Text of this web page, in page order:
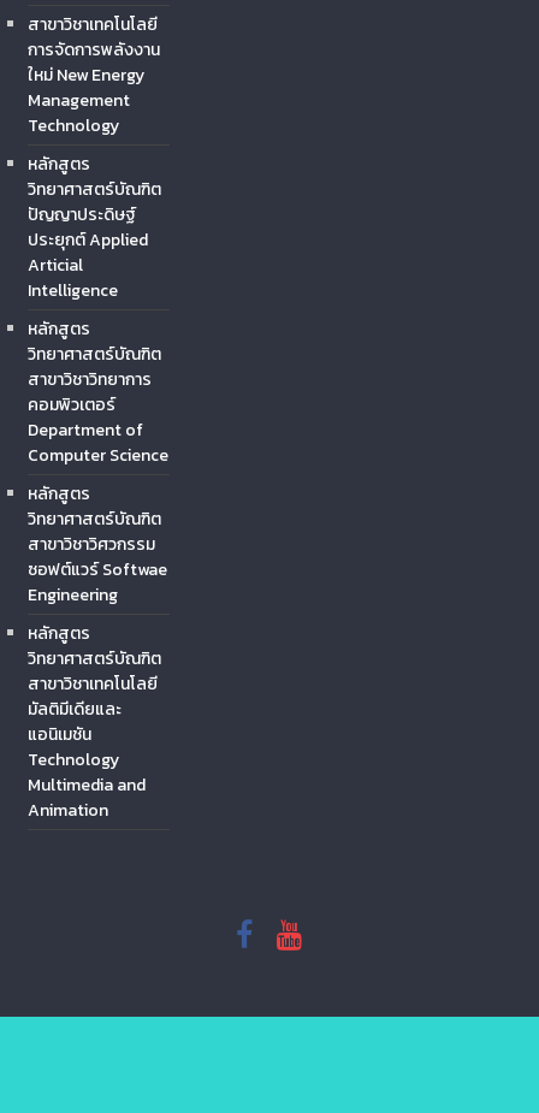
สาขาวิชาเทคโนโลยี
การจัดการพลังงาน
ใหม่ New Energy
Management
Technology
หลักสูตร
วิทยาศาสตร์บัณฑิต
ปัญญาประดิษฐ์
ประยุกต์ Applied
Articial
Intelligence
หลักสูตร
วิทยาศาสตร์บัณฑิต
สาขาวิชาวิทยาการ
คอมพิวเตอร์
Department of
Computer Science
หลักสูตร
วิทยาศาสตร์บัณฑิต
สาขาวิชาวิศวกรรม
ซอฟต์แวร์ Softwae
Engineering
หลักสูตร
วิทยาศาสตร์บัณฑิต
สาขาวิชาเทคโนโลยี
มัลติมีเดียและ
แอนิเมชัน
Technology
Multimedia and
Animation